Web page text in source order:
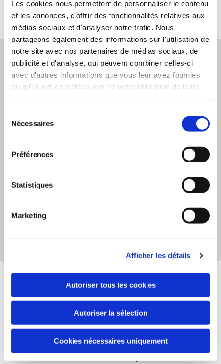
Les cookies nous permettent de personnaliser le contenu
et les annonces, d'offrir des fonctionnalités relatives aux
médias sociaux et d'analyser notre trafic. Nous
partageons également des informations sur l'utilisation de
notre site avec nos partenaires de médias sociaux, de
publicité et d'analyse, qui peuvent combiner celles-ci
avec d'autres informations que vous leur avez fournies
ou qu'ils ont collectées lors de votre utilisation de leurs
Nécessaires
Préférences
Statistiques
Marketing
Afficher les détails
Autoriser tous les cookies
Autoriser la sélection
Cookies nécessaires uniquement
Votre voiture ne démarre plus ? Vous êtes tombé en
vous a forcé à mettre votre auto à l'arrêt ?
un service efficace et rapide, où que vous soyez aux
Nos Points forts
Intervention rapide